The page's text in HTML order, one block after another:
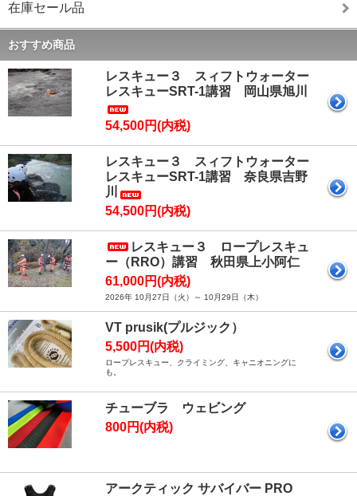
在庫セール品
おすすめ商品
レスキュー３ スィフトウォーター
レスキューSRT-1講習 岡山県旭川
54,500円(内税)
レスキュー３ スィフトウォーター
レスキューSRT-1講習 奈良県吉野
川
54,500円(内税)
レスキュー３ ロープレスキュ
ー（RRO）講習 秋田県上小阿仁
61,000円(内税)
2026年 10月27日（火）～ 10月29日（木）
VT prusik(プルジック）
5,500円(内税)
ロープレスキュー、クライミング、キャニオニングに
も。
チューブラ ウェビング
800円(内税)
アークティック サバイバー PRO